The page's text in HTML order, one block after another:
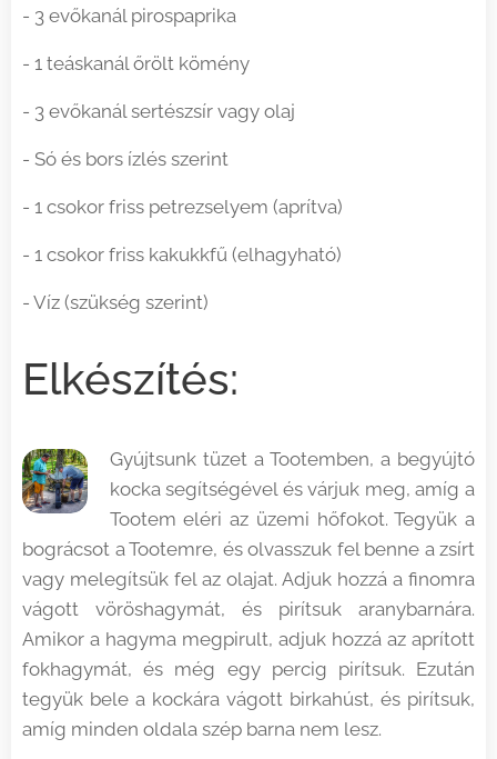
- 3 evőkanál pirospaprika
- 1 teáskanál őrölt kömény
- 3 evőkanál sertészsír vagy olaj
- Só és bors ízlés szerint
- 1 csokor friss petrezselyem (aprítva)
- 1 csokor friss kakukkfű (elhagyható)
- Víz (szükség szerint)
Elkészítés:
Gyújtsunk tüzet a Tootemben, a begyújtó
kocka segítségével és várjuk meg, amíg a
Tootem eléri az üzemi hőfokot. Tegyük a
bográcsot a Tootemre, és olvasszuk fel benne a zsírt
vagy melegítsük fel az olajat. Adjuk hozzá a finomra
vágott vöröshagymát, és pirítsuk aranybarnára.
Amikor a hagyma megpirult, adjuk hozzá az aprított
fokhagymát, és még egy percig pirítsuk. Ezután
tegyük bele a kockára vágott birkahúst, és pirítsuk,
amíg minden oldala szép barna nem lesz.